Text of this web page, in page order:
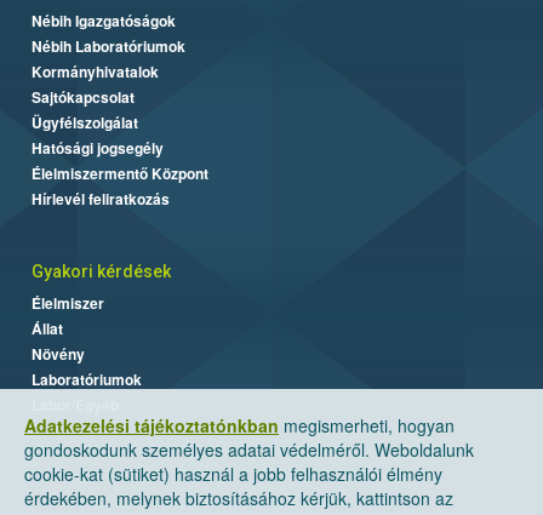
Adatkezelési tájékoztatónkban megismerheti, hogyan
gondoskodunk személyes adatai védelméről. Weboldalunk
cookie-kat (sütiket) használ a jobb felhasználói élmény
érdekében, melynek biztosításához kérjük, kattintson az
Nébih Igazgatóságok
Nébih Laboratóriumok
Kormányhivatalok
Sajtókapcsolat
Ügyfélszolgálat
Hatósági jogsegély
Élelmiszermentő Központ
Hírlevél feliratkozás
Gyakori kérdések
Élelmiszer
Állat
Növény
Laboratóriumok